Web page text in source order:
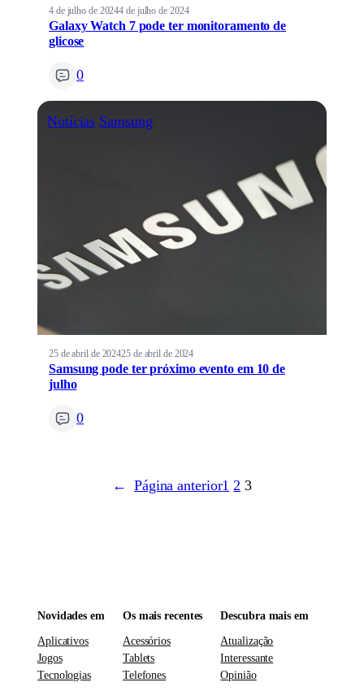
4 de julho de 20244 de julho de 2024
Galaxy Watch 7 pode ter monitoramento de
glicose
0
Notícias Samsung
25 de abril de 202425 de abril de 2024
Samsung pode ter próximo evento em 10 de
julho
0
← Página anterior1 2 3
Novidades em
Aplicativos
Jogos
Tecnologias
Os mais recentes
Acessórios
Tablets
Telefones
Descubra mais em
Atualização
Interessante
Opinião